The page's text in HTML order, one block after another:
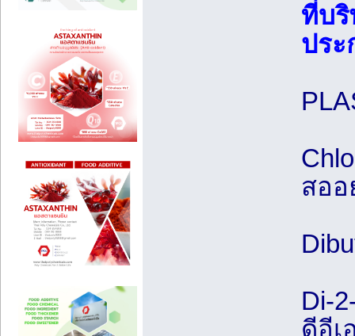
ที่บ
ประ
สออ
Di-
ดีอีเ